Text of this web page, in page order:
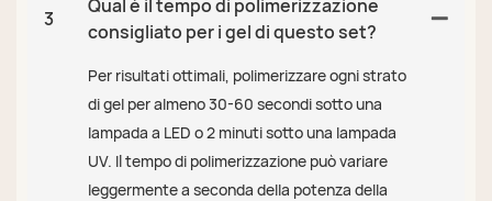
3
Qual è il tempo di polimerizzazione
consigliato per i gel di questo set?
Per risultati ottimali, polimerizzare ogni strato
di gel per almeno 30-60 secondi sotto una
lampada a LED o 2 minuti sotto una lampada
UV. Il tempo di polimerizzazione può variare
leggermente a seconda della potenza della